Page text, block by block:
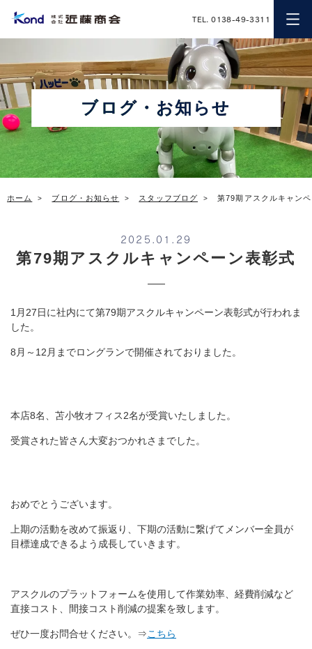
近藤商会
TEL. 0138-49-3311
ブログ・お知らせ
ホーム ブログ・お知らせ スタッフブログ 第79期アスクルキャン
2025.01.29
第79期アスクルキャンペーン表彰式
1月27日に社内にて第79期アスクルキャンペーン表彰式が行われま
した。
8月～12月までロングランで開催されておりました。
本店8名、苫小牧オフィス2名が受賞いたしました。
受賞された皆さん大変おつかれさまでした。
おめでとうございます。
上期の活動を改めて振返り、下期の活動に繋げてメンバー全員が
目標達成できるよう成長していきます。
アスクルのプラットフォームを使用して作業効率、経費削減など
直接コスト、間接コスト削減の提案を致します。
ぜひ一度お問合せください。⇒こちら